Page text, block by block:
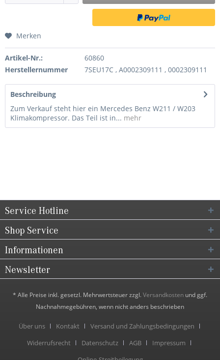
Merken
Artikel-Nr.:
60860
Herstellernummer
7SEU17C , A0002309111 , 0002309111
Beschreibung
Zum Verkauf steht hier ein Mercedes Benz W211 / W203
Klimakompressor. Das Teil ist in... mehr
Service Hotline
Shop Service
Informationen
Newsletter
* Alle Preise inkl. gesetzl. Mehrwertsteuer zzgl.Versandkosten und ggf.
Nachnahmegebühren, wenn nicht anders beschrieben
Über uns Kontakt
Versand und Zahlungsbedingungen
Widerrufsrecht
Datenschutz AGB
Impressum